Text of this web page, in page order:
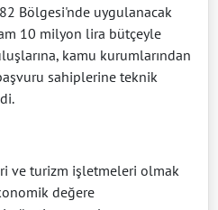
Bölgesi'nde uygulanacak
10 milyon lira bütçeyle
kamu kurumlarından
sahiplerine teknik
ve turizm işletmeleri olmak
değere